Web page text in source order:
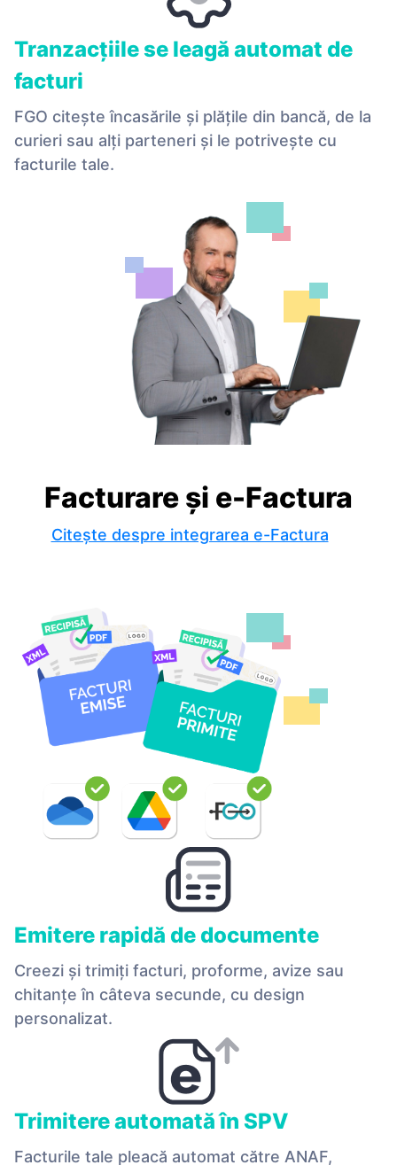
Tranzacțiile se leagă automat de
facturi
FGO citește încasările și plățile din bancă, de la
curieri sau alți parteneri și le potrivește cu
facturile tale.
Facturare și e-Factura
Citește despre integrarea e-Factura
Emitere rapidă de documente
Creezi și trimiți facturi, proforme, avize sau
chitanțe în câteva secunde, cu design
personalizat.
Trimitere automată în SPV
Facturile tale pleacă automat către ANAF,